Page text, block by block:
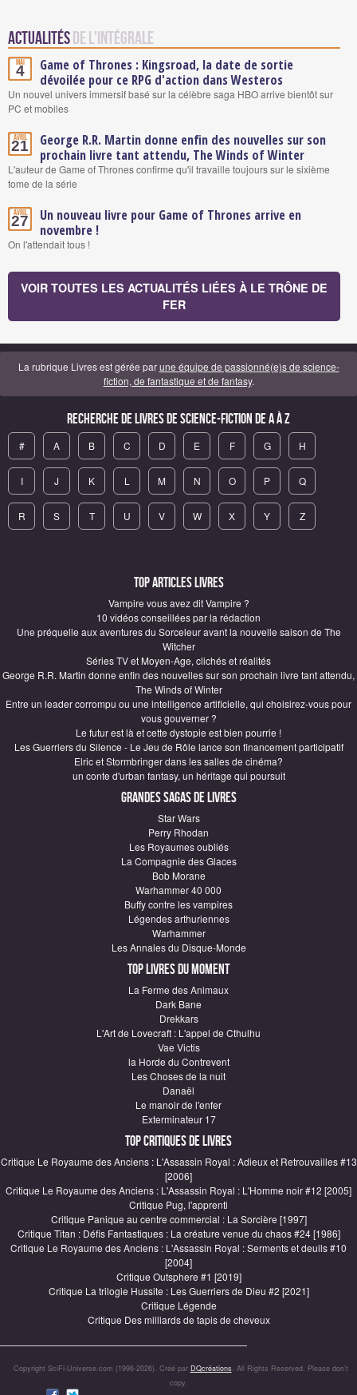
Actualitésde L'Intégrale
Mai
4
Game of Thrones : Kingsroad, la date de sortie
dévoilée pour ce RPG d'action dans Westeros
Un nouvel univers immersif basé sur la célèbre saga HBO arrive bientôt sur
PC et mobiles
Avril
21
George R.R. Martin donne enfin des nouvelles sur son
prochain livre tant attendu, The Winds of Winter
L'auteur de Game of Thrones confirme qu'il travaille toujours sur le sixième
tome de la série
Avril
27
Un nouveau livre pour Game of Thrones arrive en
novembre !
On l'attendait tous !
VOIR TOUTES LES ACTUALITÉS LIÉES À LE TRÔNE DE
FER
La rubrique Livres est gérée parune équipe de passionné(e)s de science-
fiction, de fantastique et de fantasy.
Recherche de Livres de science-fiction de A à Z
# A B C D E F G H
I J K L M N O P Q
R S T U V W X Y Z
Top articles Livres
Vampire vous avez dit Vampire ?
10 vidéos conseillées par la rédaction
Une préquelle aux aventures du Sorceleur avant la nouvelle saison de The
Witcher
Séries TV et Moyen-Age, clichés et réalités
George R.R. Martin donne enfin des nouvelles sur son prochain livre tant attendu,
The Winds of Winter
Entre un leader corrompu ou une intelligence artificielle, qui choisirez-vous pour
vous gouverner ?
Le futur est là et cette dystopie est bien pourrie !
Les Guerriers du Silence - Le Jeu de Rôle lance son financement participatif
Elric et Stormbringer dans les salles de cinéma?
un conte d'urban fantasy, un héritage qui poursuit
Grandes sagas de Livres
Star Wars
Perry Rhodan
Les Royaumes oubliés
La Compagnie des Glaces
Bob Morane
Warhammer 40 000
Buffy contre les vampires
Légendes arthuriennes
Warhammer
Les Annales du Disque-Monde
Top Livres du moment
La Ferme des Animaux
Dark Bane
Drekkars
L'Art de Lovecraft : L'appel de Cthulhu
Vae Victis
la Horde du Contrevent
Les Choses de la nuit
Danaël
Le manoir de l'enfer
Exterminateur 17
Top critiques de Livres
Critique Le Royaume des Anciens : L'Assassin Royal : Adieux et Retrouvailles #13
[2006]
Critique Le Royaume des Anciens : L'Assassin Royal : L'Homme noir #12 [2005]
Critique Pug, l'apprenti
Critique Panique au centre commercial : La Sorcière [1997]
Critique Titan : Défis Fantastiques : La créature venue du chaos #24 [1986]
Critique Le Royaume des Anciens : L'Assassin Royal : Serments et deuils #10
[2004]
Critique Outsphere #1 [2019]
Critique La trilogie Hussite : Les Guerriers de Dieu #2 [2021]
Critique Légende
Critique Des milliards de tapis de cheveux
Copyright SciFi-Universe.com (1996-2026). Créé par DQcréations. All Rights Reserved. Please don’t
copy.